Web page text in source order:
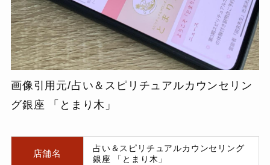
画像引用元/占い＆スピリチュアルカウンセリン
グ銀座 「とまり木」
店舗名
占い＆スピリチュアルカウンセリング
銀座 「とまり木」